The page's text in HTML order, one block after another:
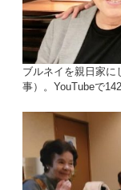
ブルネイを親日家に
事）。YouTubeで